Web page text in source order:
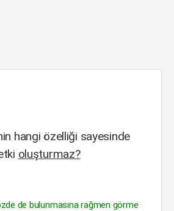
hangi özelliği sayesinde
oluşturmaz?
de bulunmasına rağmen görme